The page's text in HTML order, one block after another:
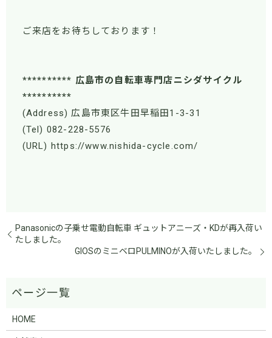
ご来店をお待ちしております！
********** 広島市の自転車専門店ニシダサイクル
**********
(Address) 広島市東区牛田早稲田1-3-31
(Tel) 082-228-5576
(URL) https://www.nishida-cycle.com/
Panasonicの子乗せ電動自転車 ギュットアニーズ・KDが再入荷い
たしました。
GIOSのミニベロPULMINOが入荷いたしました。
HOME